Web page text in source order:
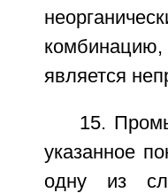
комбинацию,
является
15.
указанное
одну из